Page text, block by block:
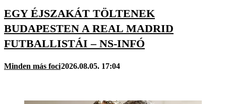
EGY ÉJSZAKÁT TÖLTENEK
BUDAPESTEN A REAL MADRID
FUTBALLISTÁI – NS-INFÓ
Minden más foci2026.08.05. 17:04